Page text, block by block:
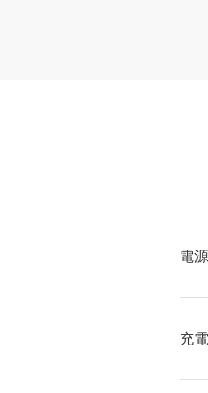
電
充